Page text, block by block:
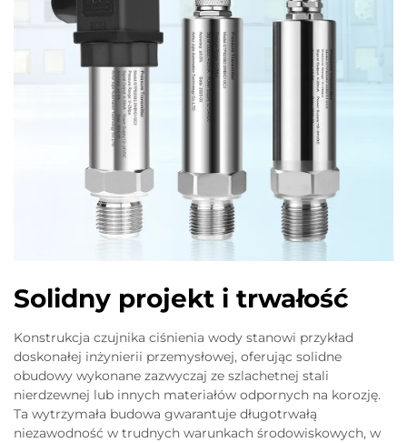
Solidny projekt i trwałość
Konstrukcja czujnika ciśnienia wody stanowi przykład
doskonałej inżynierii przemysłowej, oferując solidne
obudowy wykonane zazwyczaj ze szlachetnej stali
nierdzewnej lub innych materiałów odpornych na korozję.
Ta wytrzymała budowa gwarantuje długotrwałą
niezawodność w trudnych warunkach środowiskowych, w